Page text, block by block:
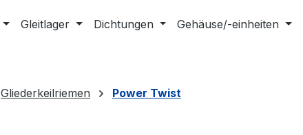
Gleitlager Dichtungen Gehäuse/-einheiten
Gliederkeilriemen Power Twist